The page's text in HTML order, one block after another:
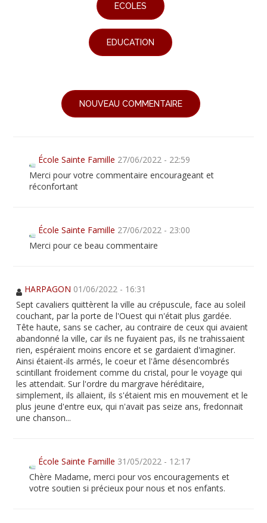
ECOLES
EDUCATION
NOUVEAU COMMENTAIRE
École Sainte Famille 27/06/2022 - 22:59
Merci pour votre commentaire encourageant et
réconfortant
École Sainte Famille 27/06/2022 - 23:00
Merci pour ce beau commentaire
HARPAGON 01/06/2022 - 16:31
Sept cavaliers quittèrent la ville au crépuscule, face au soleil
couchant, par la porte de l'Ouest qui n'était plus gardée.
Tête haute, sans se cacher, au contraire de ceux qui avaient
abandonné la ville, car ils ne fuyaient pas, ils ne trahissaient
rien, espéraient moins encore et se gardaient d'imaginer.
Ainsi étaient-ils armés, le coeur et l'âme désencombrés
scintillant froidement comme du cristal, pour le voyage qui
les attendait. Sur l'ordre du margrave héréditaire,
simplement, ils allaient, ils s'étaient mis en mouvement et le
plus jeune d'entre eux, qui n'avait pas seize ans, fredonnait
une chanson...
École Sainte Famille 31/05/2022 - 12:17
Chère Madame, merci pour vos encouragements et
votre soutien si précieux pour nous et nos enfants.